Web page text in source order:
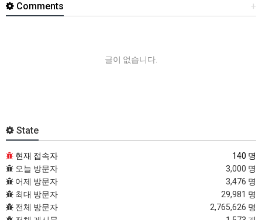
+
Comments
글이 없습니다.
State
현재 접속자
140 명
오늘 방문자
3,000 명
어제 방문자
3,476 명
최대 방문자
29,981 명
전체 방문자
2,765,626 명